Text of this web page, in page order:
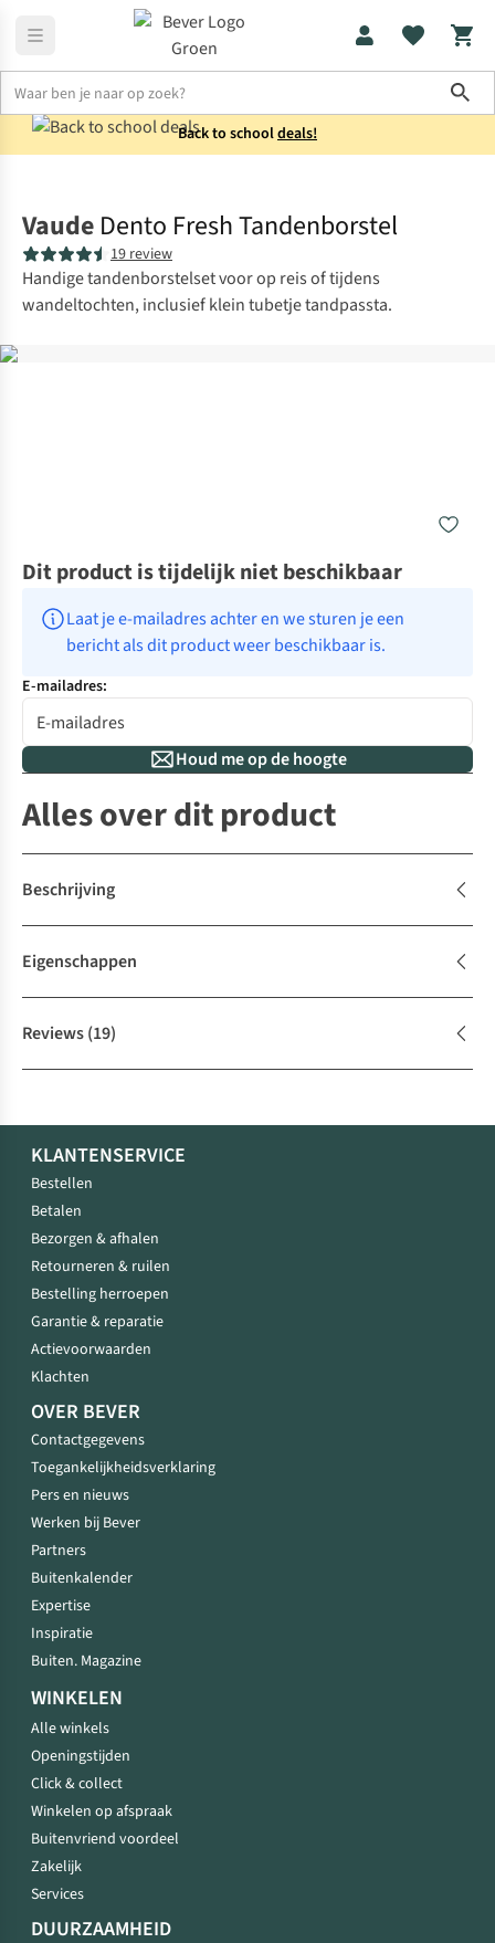
Back to schooldeals!
Vaude Dento Fresh Tandenborstel
19 review
Handige tandenborstelset voor op reis of tijdens
wandeltochten, inclusief klein tubetje tandpassta.
Dit product is tijdelijk niet beschikbaar
Laat je e-mailadres achter en we sturen je een
bericht als dit product weer beschikbaar is.
E-mailadres:
Houd me op de hoogte
Alles over dit product
Beschrijving
Eigenschappen
Reviews(19)
KLANTENSERVICE
Bestellen
Betalen
Bezorgen & afhalen
Retourneren & ruilen
Bestelling herroepen
Garantie & reparatie
Actievoorwaarden
Klachten
OVER BEVER
Contactgegevens
Toegankelijkheidsverklaring
Pers en nieuws
Werken bij Bever
Partners
Buitenkalender
Expertise
Inspiratie
Buiten. Magazine
WINKELEN
Alle winkels
Openingstijden
Click & collect
Winkelen op afspraak
Buitenvriend voordeel
Zakelijk
Services
DUURZAAMHEID